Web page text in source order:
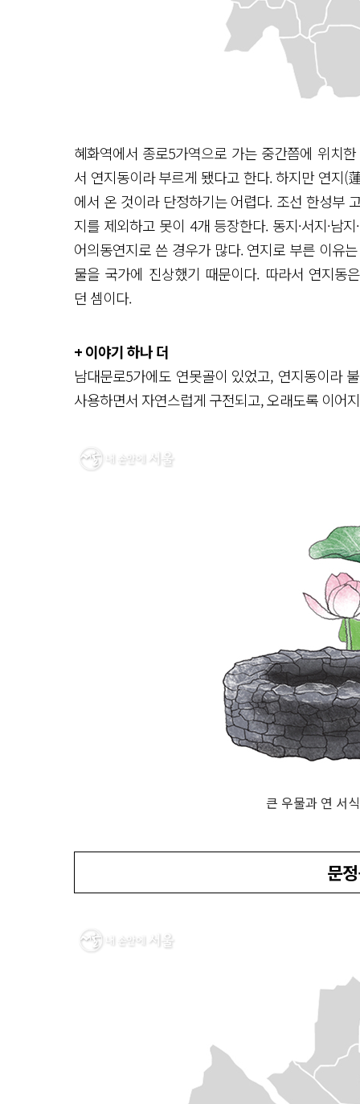
혜화역에서 종로5가역으로 가는 중간쯤에 위치
서 연지동이라 부르게 됐다고 한다. 하지만 연지(
에서 온 것이라 단정하기는 어렵다. 조선 한성부
지를 제외하고 못이 4개 등장한다. 동지·서지·남
어의동연지로 쓴 경우가 많다. 연지로 부른 이유
물을 국가에 진상했기 때문이다. 따라서 연지동
던 셈이다.
+ 이야기 하나 더
남대문로5가에도 연못골이 있었고, 연지동이라
사용하면서 자연스럽게 구전되고, 오래도록 이어
큰 우물과 연 서
문